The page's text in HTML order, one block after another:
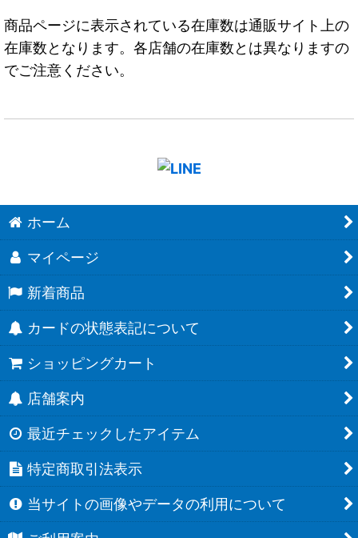
商品ページに表示されている在庫数は通販サイト上の
在庫数となります。各店舗の在庫数とは異なりますの
でご注意ください。
ホーム
マイページ
新着商品
カードの状態表記について
ショッピングカート
店舗案内
最近チェックしたアイテム
特定商取引法表示
当サイトの画像やデータの利用について